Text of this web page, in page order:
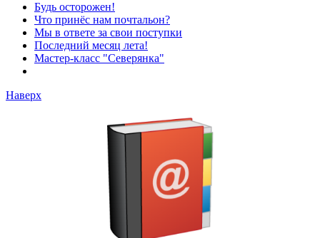
Будь осторожен!
Что принёс нам почтальон?
Мы в ответе за свои поступки
Последний месяц лета!
Мастер-класс "Северянка"
Наверх